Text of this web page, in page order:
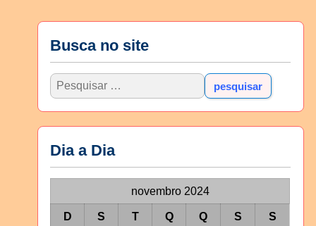
Busca no site
Dia a Dia
novembro 2024
D S T Q Q S S